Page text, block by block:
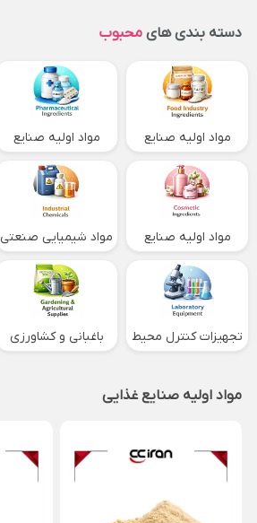
دسته بندی های محبوب
مواد اولیه صنایع
غذایی
مواد اولیه صنایع
دارویی
مواد اولیه صنایع
آرایشی و بهداشتی
مواد شیمیایی صنعتی
تجهیزات کنترل محیط
باغبانی و کشاورزی
مواد اولیه صنایع غذایی